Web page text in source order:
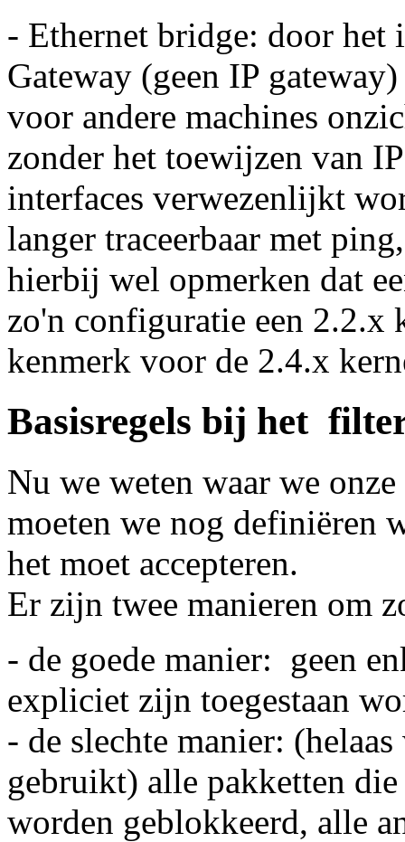
- Ethernet bridge: door het
Gateway (geen IP
voor andere machines
zonder het toewijzen van
interfaces verwezenlijkt
langer traceerbaar met
hierbij wel opmerken dat
zo'n configuratie een 2.2.x
kenmerk voor de 2.4.x
Basisregels bij het
Nu we weten waar we
moeten we nog definiëren
het moet accepteren.
Er zijn twee manieren om
- de goede manier: geen
expliciet zijn toegestaan
- de slechte manier:
gebruikt) alle pakketten
worden geblokkeerd, alle